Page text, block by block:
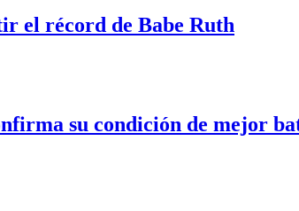
el récord de Babe Ruth
su condición de mejor